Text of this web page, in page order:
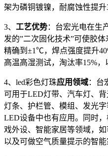
架为磷铜镀镍，耐腐蚀性提升
3、 工艺优势：台宏光电在生
发的”二次固化技术”可使胶
精确到±1℃，焊点强度提升
高温高湿测试，淘汰率15%，
4、led彩色灯珠应用领域：台
可用于LED灯带、汽车灯、
灯条、护栏管、模组、发光
LED设备中也有应用。同时
戏外设、智能家居等领域，如
以及可做空气质量提示的智能